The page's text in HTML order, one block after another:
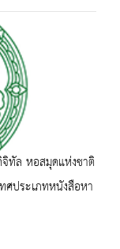
จิทัล หอสมุดแห่งชาติ
ศประเภทหนังสือหา